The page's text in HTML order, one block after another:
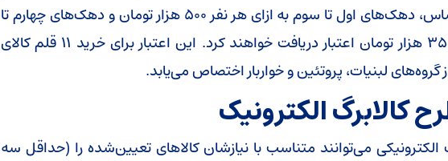
اجرا می‌شود. بر این اساس، دهک‌های اول تا سوم به ازای هر نفر ۵۰۰ هزار تومان و دهک‌های چهارم تا
هفتم به ازای هر نفر ۳۵۰ هزار تومان اعتبار دریافت خواهند کرد. این اعتبار برای خرید ۱۱ قلم کالای
لبنیات، پروتئین و خواربار اختصاص می‌یابد.
کالابرگ الکترونیک
می‌توانند متناسب با نیازشان کالا‌های تعیین‌شده را (حداقل سه